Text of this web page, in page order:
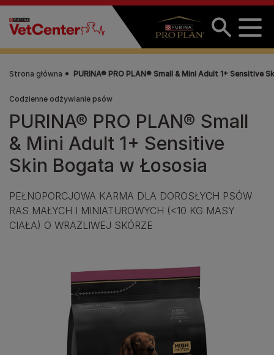
Przejdź do treści
Strona główna PURINA® PRO PLAN® Small & Mini Adult 1+ Sensitive
Codzienne odżywianie psów
PURINA® PRO PLAN® Small
& Mini Adult 1+ Sensitive
Skin Bogata w Łososia
PEŁNOPORCJOWA KARMA DLA DOROSŁYCH PSÓW
RAS MAŁYCH I MINIATUROWYCH (<10 KG MASY
CIAŁA) O WRAŻLIWEJ SKÓRZE